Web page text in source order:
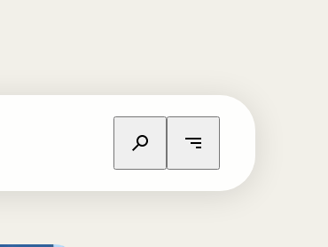
Zoeken op websiteOpen het navigatie menu